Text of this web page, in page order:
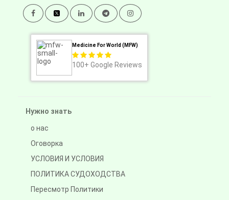
Medicine For World (MFW)
100+ Google Reviews
Нужно знать
о нас
Оговорка
УСЛОВИЯ И УСЛОВИЯ
ПОЛИТИКА СУДОХОДСТВА
Пересмотр Политики